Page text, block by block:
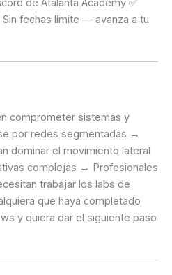
de Atalanta Academy ✅
fechas límite — avanza a tu
comprometer sistemas y
por redes segmentadas →
dominar el movimiento lateral
complejas → Profesionales
trabajar los labs de
que haya completado
y quiera dar el siguiente paso